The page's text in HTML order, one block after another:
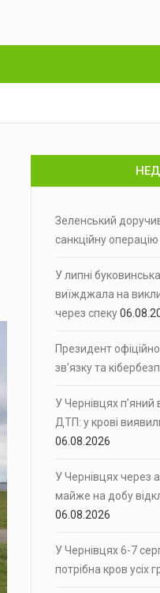
Зеленський
санкційну
У липні
виїжджала на
через спеку
Президент
зв’язку та
У Чернівцях
ДТП: у крові
06.08.2026
У Чернівцях через
майже на добу
06.08.2026
У Чернівцях 6-7
потрібна кров усіх